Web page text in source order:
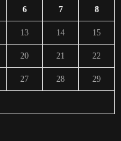
6 7 8
13 14 15
20 21 22
27 28 29